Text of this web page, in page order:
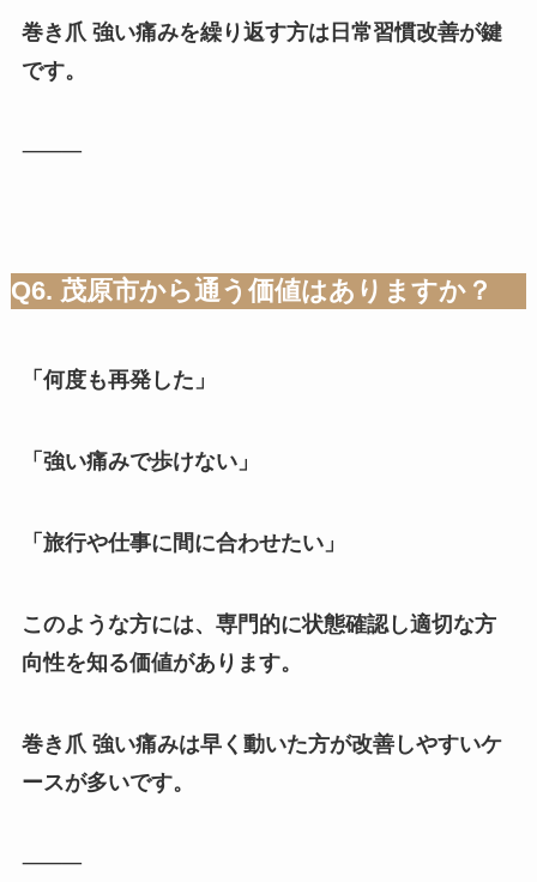
巻き爪 強い痛みを繰り返す方は日常習慣改善が鍵
です。
⸻
Q6. 茂原市から通う価値はありますか？
「何度も再発した」
「強い痛みで歩けない」
「旅行や仕事に間に合わせたい」
このような方には、専門的に状態確認し適切な方
向性を知る価値があります。
巻き爪 強い痛みは早く動いた方が改善しやすいケ
ースが多いです。
⸻